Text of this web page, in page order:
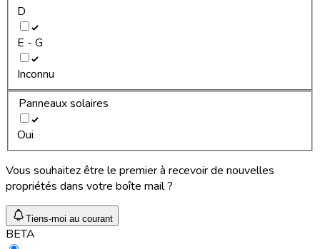
D
E - G
Inconnu
Panneaux solaires
Oui
Vous souhaitez être le premier à recevoir de nouvelles
propriétés dans votre boîte mail ?
Tiens-moi au courant
BETA